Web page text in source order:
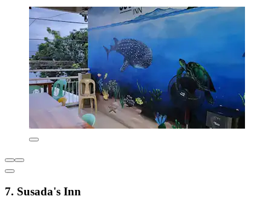
7. Susada's Inn